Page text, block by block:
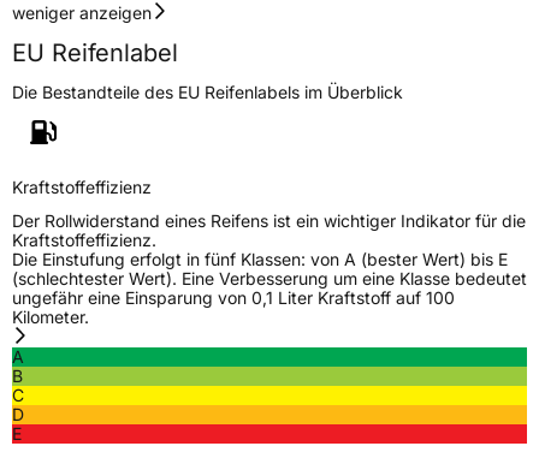
weniger anzeigen
EU Reifenlabel
Die Bestandteile des EU Reifenlabels im Überblick
Kraftstoffeffizienz
Der Rollwiderstand eines Reifens ist ein wichtiger Indikator für die
Kraftstoffeffizienz.
Die Einstufung erfolgt in fünf Klassen: von A (bester Wert) bis E
(schlechtester Wert). Eine Verbesserung um eine Klasse bedeutet
ungefähr eine Einsparung von 0,1 Liter Kraftstoff auf 100
Kilometer.
A
B
C
D
E